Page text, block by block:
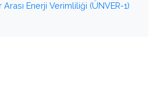
Enerji Verimliliği (ÜNVER-1)